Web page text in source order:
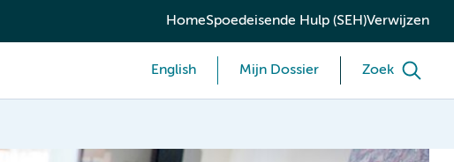
HomeSpoedeisende Hulp (SEH)Verwijzen
English Mijn Dossier Zoek